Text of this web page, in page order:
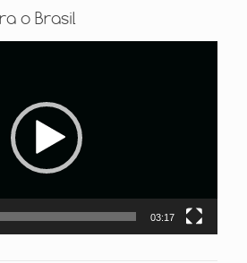
o Brasil
03:17